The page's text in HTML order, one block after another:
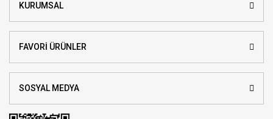
KURUMSAL
FAVORİ ÜRÜNLER
SOSYAL MEDYA